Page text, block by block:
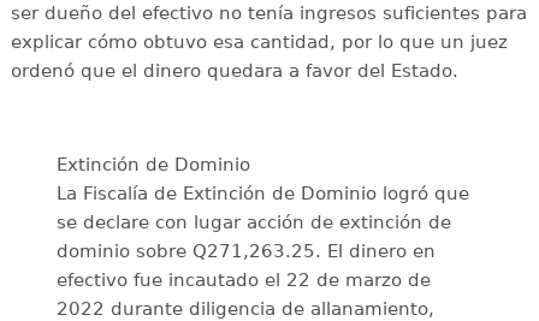
ser dueño del efectivo no tenía ingresos suficientes para
explicar cómo obtuvo esa cantidad, por lo que un juez
ordenó que el dinero quedara a favor del Estado.
Extinción de Dominio
La Fiscalía de Extinción de Dominio logró que
se declare con lugar acción de extinción de
dominio sobre Q271,263.25. El dinero en
efectivo fue incautado el 22 de marzo de
2022 durante diligencia de allanamiento,